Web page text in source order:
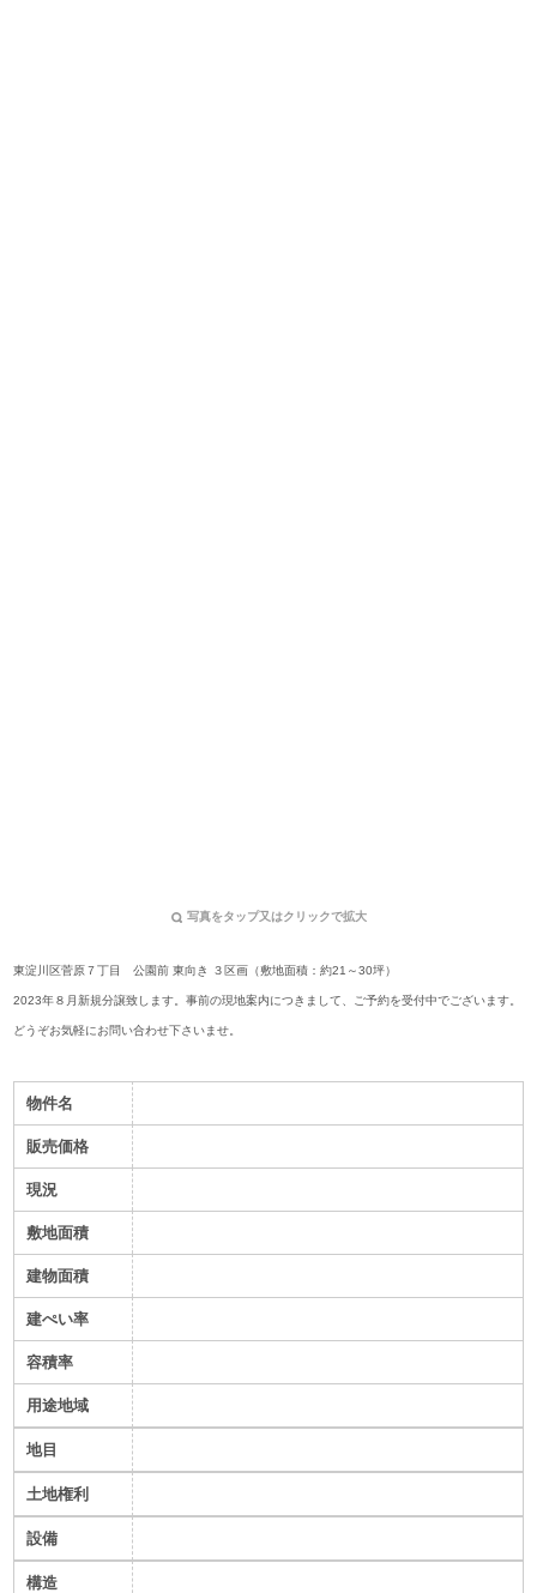
写真をタップ又はクリックで拡大
東淀川区菅原７丁目 公園前 東向き ３区画（敷地面積：約21～30坪）
2023年８月新規分譲致します。事前の現地案内につきまして、ご予約を受付中でございます。
どうぞお気軽にお問い合わせ下さいませ。
物件名
販売価格
現況
敷地面積
建物面積
建ぺい率
容積率
用途地域
地目
土地権利
設備
構造